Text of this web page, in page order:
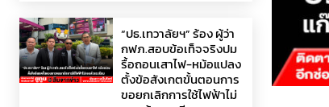
“ปธ.เทวาลัยฯ” ร้อง ผู้ว่า
กฟภ.สอบข้อเท็จจริงปม
รื้อถอนเสาไฟ-หม้อแปลง
ตั้งข้อสังเกตขั้นตอนการ
ขอยกเลิกการใช้ไฟฟ้าไม่